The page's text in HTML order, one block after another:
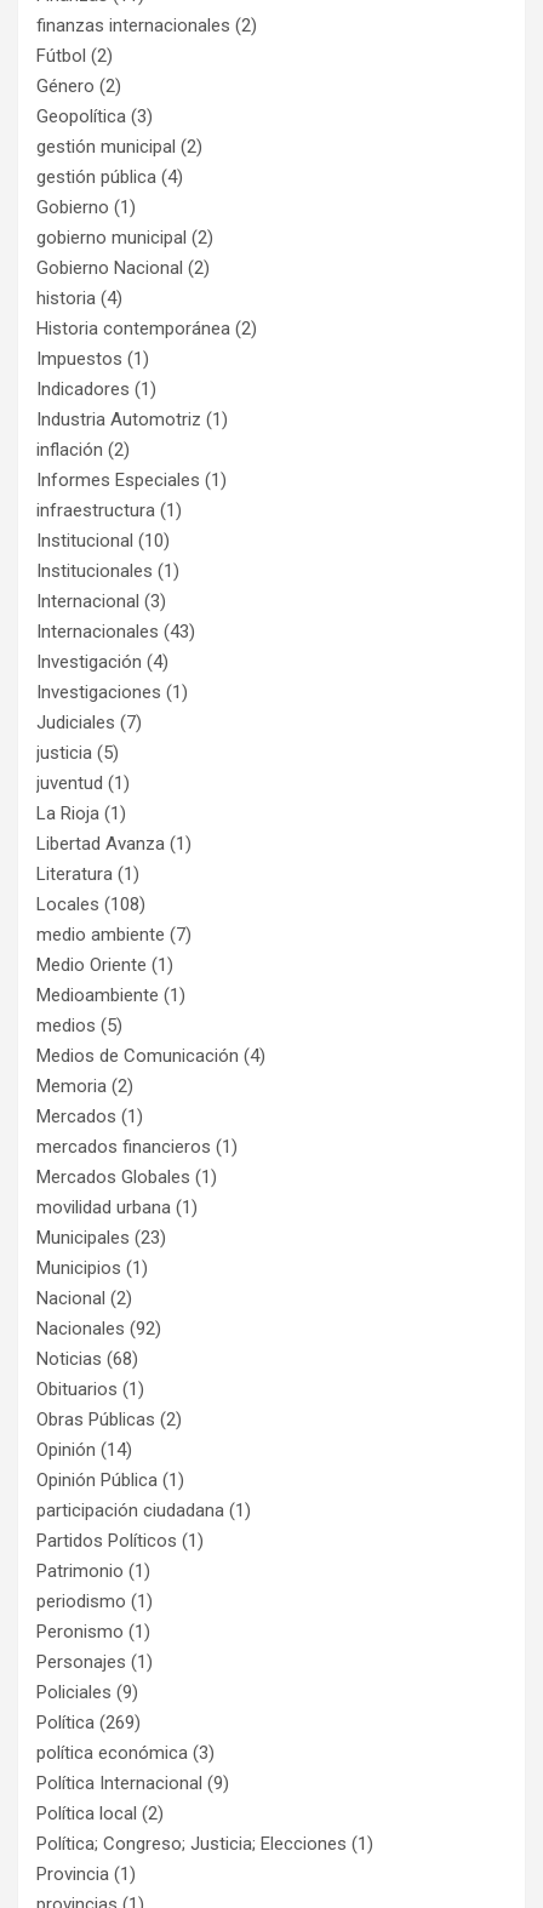
finanzas internacionales (2)
Fútbol (2)
Género (2)
Geopolítica (3)
gestión municipal (2)
gestión pública (4)
Gobierno (1)
gobierno municipal (2)
Gobierno Nacional (2)
historia (4)
Historia contemporánea (2)
Impuestos (1)
Indicadores (1)
Industria Automotriz (1)
inflación (2)
Informes Especiales (1)
infraestructura (1)
Institucional (10)
Institucionales (1)
Internacional (3)
Internacionales (43)
Investigación (4)
Investigaciones (1)
Judiciales (7)
justicia (5)
juventud (1)
La Rioja (1)
Libertad Avanza (1)
Literatura (1)
Locales (108)
medio ambiente (7)
Medio Oriente (1)
Medioambiente (1)
medios (5)
Medios de Comunicación (4)
Memoria (2)
Mercados (1)
mercados financieros (1)
Mercados Globales (1)
movilidad urbana (1)
Municipales (23)
Municipios (1)
Nacional (2)
Nacionales (92)
Noticias (68)
Obituarios (1)
Obras Públicas (2)
Opinión (14)
Opinión Pública (1)
participación ciudadana (1)
Partidos Políticos (1)
Patrimonio (1)
periodismo (1)
Peronismo (1)
Personajes (1)
Policiales (9)
Política (269)
política económica (3)
Política Internacional (9)
Política local (2)
Política; Congreso; Justicia; Elecciones (1)
Provincia (1)